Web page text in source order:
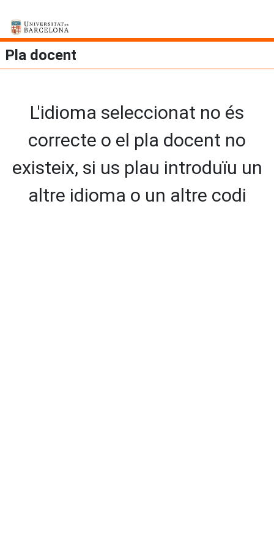
Pla docent
L'idioma seleccionat no és
correcte o el pla docent no
existeix, si us plau introduïu un
altre idioma o un altre codi